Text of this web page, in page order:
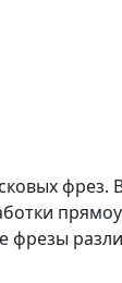
фрез.
фрезы